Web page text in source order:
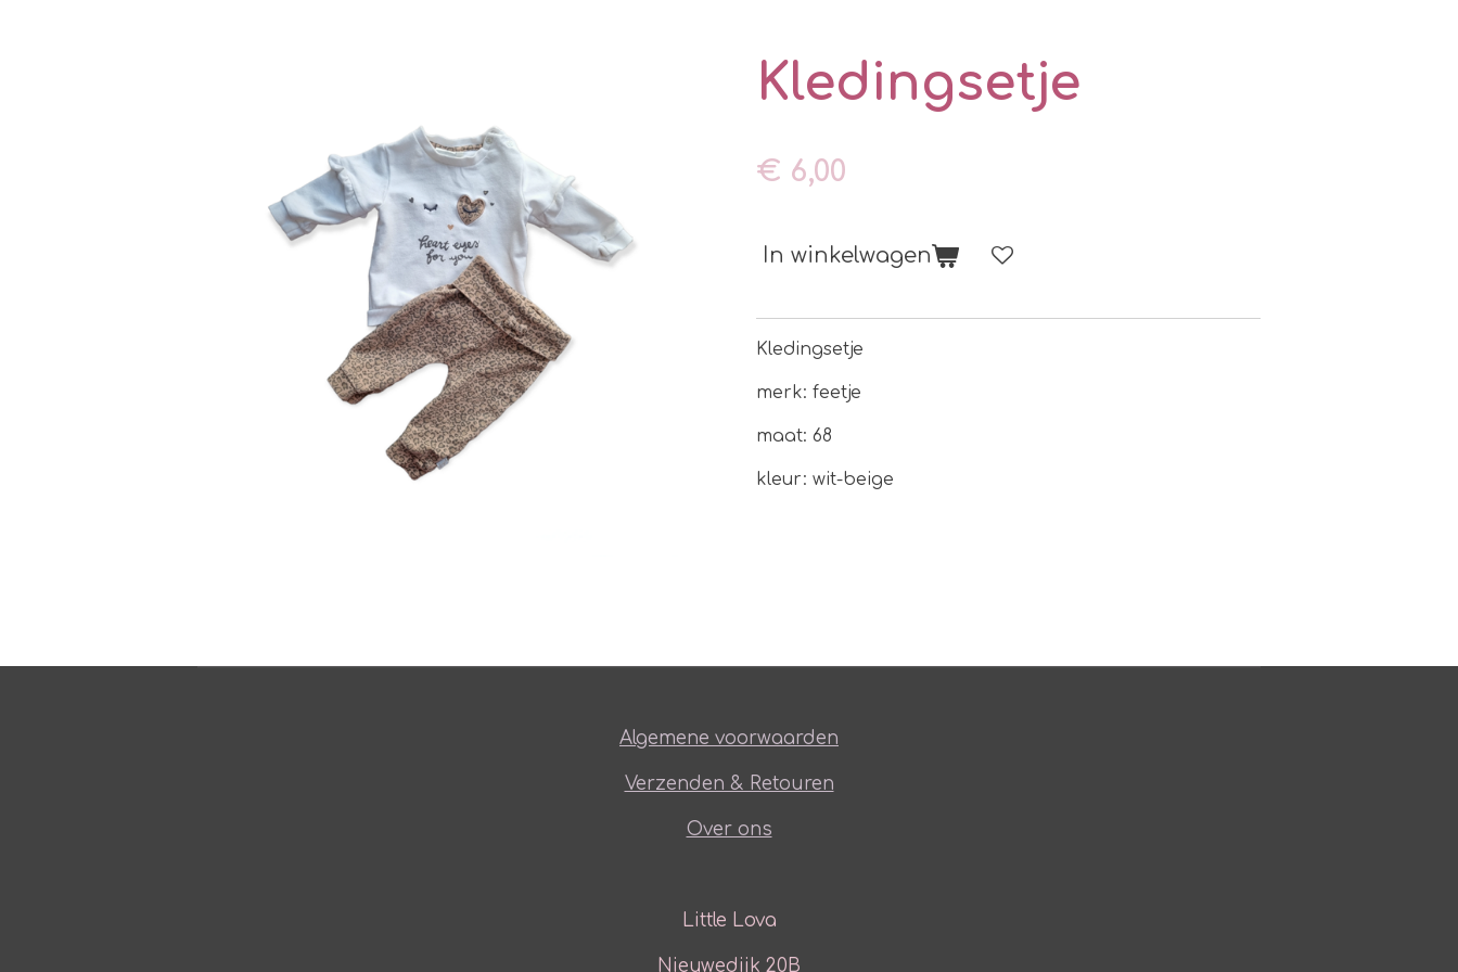
Kledingsetje
€ 6,00
In winkelwagen
Kledingsetje
merk: feetje
maat: 68
kleur: wit-beige
Algemene voorwaarden
Verzenden & Retouren
Over ons
Little Lova
Nieuwedijk 20B